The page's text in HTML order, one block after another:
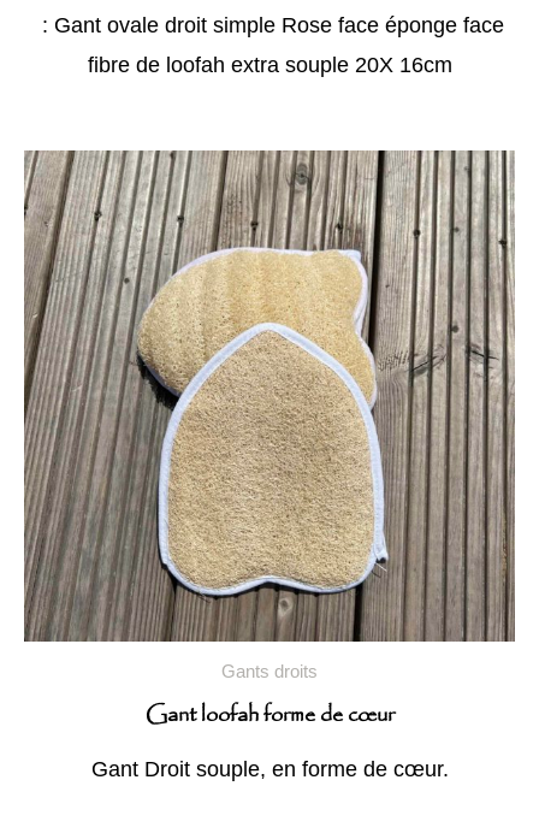
: Gant ovale droit simple Rose face éponge face
fibre de loofah extra souple 20X 16cm
Gants droits
Gant loofah forme de cœur
Gant Droit souple, en forme de cœur.